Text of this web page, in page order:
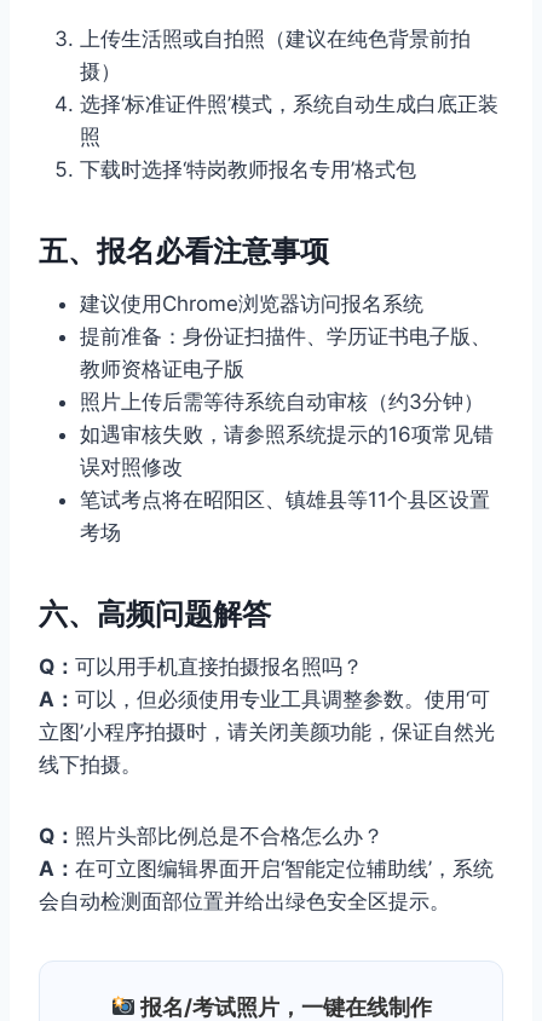
上传生活照或自拍照（建议在纯色背景前拍
摄）
选择‘标准证件照’模式，系统自动生成白底正装
照
下载时选择‘特岗教师报名专用’格式包
五、报名必看注意事项
建议使用Chrome浏览器访问报名系统
提前准备：身份证扫描件、学历证书电子版、
教师资格证电子版
照片上传后需等待系统自动审核（约3分钟）
如遇审核失败，请参照系统提示的16项常见错
误对照修改
笔试考点将在昭阳区、镇雄县等11个县区设置
考场
六、高频问题解答
Q： 可以用手机直接拍摄报名照吗？
A： 可以，但必须使用专业工具调整参数。使用‘可
立图’小程序拍摄时，请关闭美颜功能，保证自然光
线下拍摄。
Q： 照片头部比例总是不合格怎么办？
A： 在可立图编辑界面开启‘智能定位辅助线’，系统
会自动检测面部位置并给出绿色安全区提示。
报名/考试照片，一键在线制作